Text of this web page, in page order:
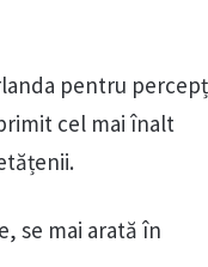
pentru
cel mai înalt
se mai arată în